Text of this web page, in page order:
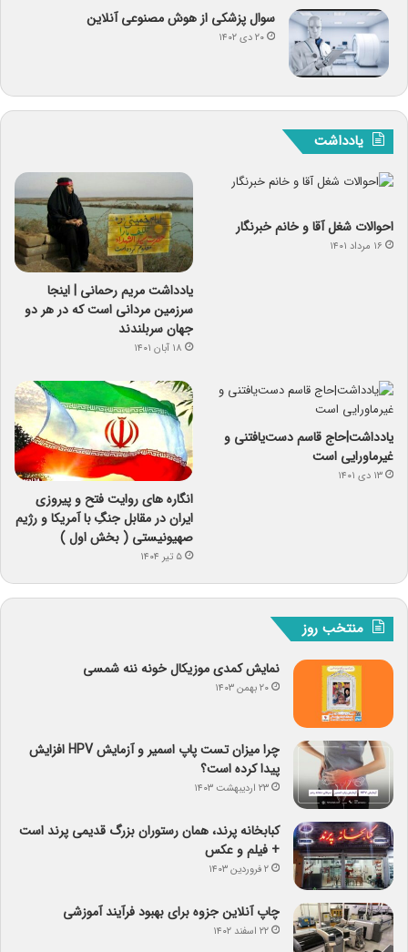
سوال پزشکی از هوش مصنوعی آنلاین
۲۰ دی ۱۴۰۲
یادداشت
احوالات شغل آقا و خانم خبرنگار
۱۶ مرداد ۱۴۰۱
یادداشت مریم رحمانی | اینجا
سرزمین مردانی است که در هر دو
جهان سربلندند
۱۸ آبان ۱۴۰۱
یادداشت|حاج قاسم دست‌یافتنی و
غیرماورایی است
۱۳ دی ۱۴۰۱
انگاره های روایت فتح و پیروزی
ایران در مقابل جنگِ با آمریکا و رژیم
صهیونیستی ( بخش اول )
۵ تیر ۱۴۰۴
منتخب روز
نمایش کمدی موزیکال خونه ننه شمسی
۲۰ بهمن ۱۴۰۳
چرا میزان تست پاپ اسمیر و آزمایش HPV افزایش
پیدا کرده است؟
۲۳ اردیبهشت ۱۴۰۳
کبابخانه پرند، همان رستوران بزرگ قدیمی پرند است
+ فیلم و عکس
۲ فروردین ۱۴۰۳
چاپ آنلاین جزوه برای بهبود فرآیند آموزشی
۲۲ اسفند ۱۴۰۲